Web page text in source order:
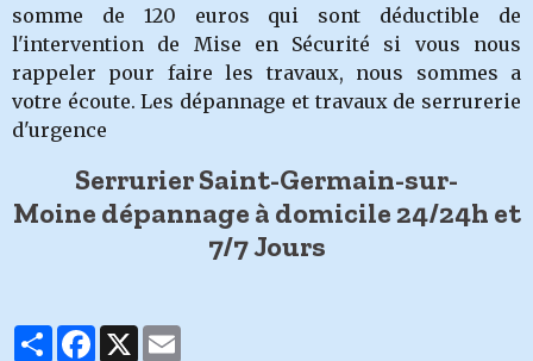
somme de 120 euros qui sont déductible de
l'intervention de Mise en Sécurité si vous nous
rappeler pour faire les travaux, nous sommes a
votre écoute. Les dépannage et travaux de serrurerie
d'urgence
Serrurier Saint-Germain-sur-
Moine dépannage à domicile 24/24h et
7/7 Jours
PartagerFacebook
X